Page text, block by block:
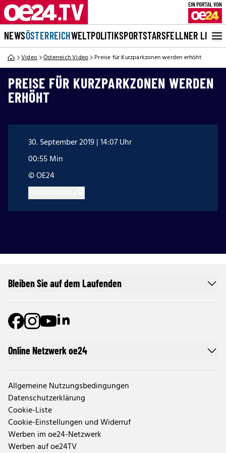
NEWSÖSTERREICHWELTPOLITIKSPORTSTARSFELLNER LIVE
Video Österreich Video Preise für Kurzparkzonen werden erhöht
PREISE FÜR KURZPARKZONEN WERDEN
ERHÖHT
30. September 2019 | 14:07 Uhr
00:55 Min
© OE24
Online Netzwerk oe24
Allgemeine Nutzungsbedingungen
Datenschutzerklärung
Cookie-Liste
Cookie-Einstellungen und Widerruf
Werben im oe24-Netzwerk
Werben auf oe24TV
Bleiben Sie auf dem Laufenden